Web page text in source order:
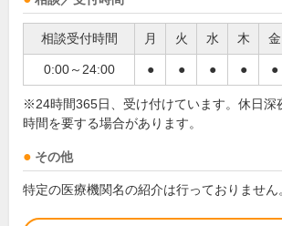
相談受付時間 月 火 水 木 金
0:00～24:00 ● ● ● ● ●
※24時間365日、受け付けています。休日深
時間を要する場合があります。
その他
特定の医療機関名の紹介は行っておりません